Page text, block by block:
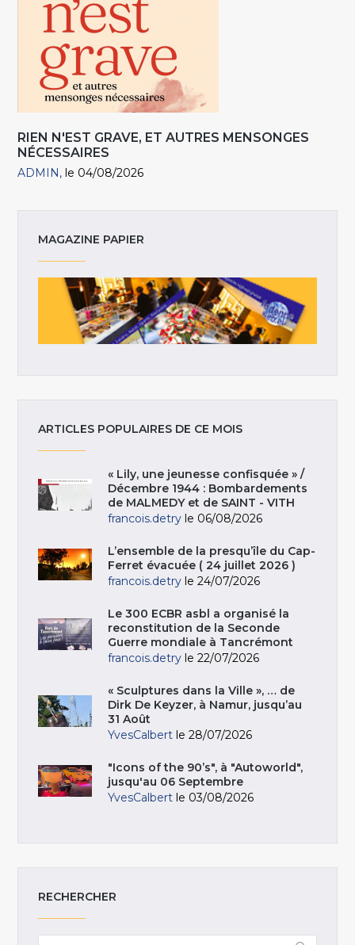
RIEN N'EST GRAVE, ET AUTRES MENSONGES
NÉCESSAIRES
ADMIN le 04/08/2026
MAGAZINE PAPIER
ARTICLES POPULAIRES DE CE MOIS
« Lily, une jeunesse confisquée » /
Décembre 1944 : Bombardements
de MALMEDY et de SAINT - VITH
francois.detry le 06/08/2026
L’ensemble de la presqu’île du Cap-
Ferret évacuée ( 24 juillet 2026 )
francois.detry le 24/07/2026
Le 300 ECBR asbl a organisé la
reconstitution de la Seconde
Guerre mondiale à Tancrémont
francois.detry le 22/07/2026
« Sculptures dans la Ville », … de
Dirk De Keyzer, à Namur, jusqu’au
31 Août
YvesCalbert le 28/07/2026
"Icons of the 90’s", à "Autoworld",
jusqu'au 06 Septembre
YvesCalbert le 03/08/2026
RECHERCHER